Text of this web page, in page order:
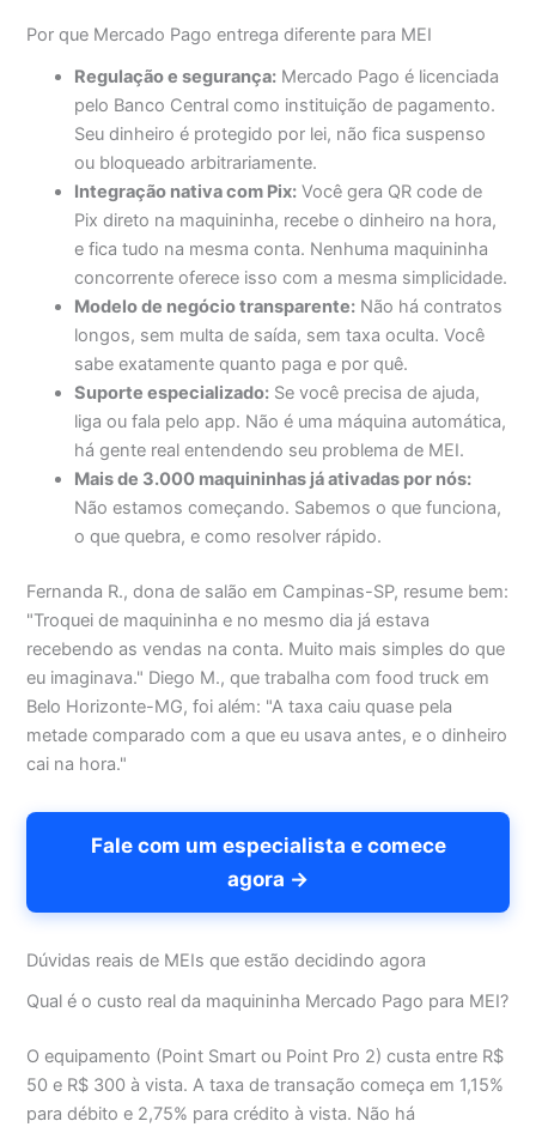
Por que Mercado Pago entrega diferente para MEI
Regulação e segurança: Mercado Pago é licenciada
pelo Banco Central como instituição de pagamento.
Seu dinheiro é protegido por lei, não fica suspenso
ou bloqueado arbitrariamente.
Integração nativa com Pix: Você gera QR code de
Pix direto na maquininha, recebe o dinheiro na hora,
e fica tudo na mesma conta. Nenhuma maquininha
concorrente oferece isso com a mesma simplicidade.
Modelo de negócio transparente: Não há contratos
longos, sem multa de saída, sem taxa oculta. Você
sabe exatamente quanto paga e por quê.
Suporte especializado: Se você precisa de ajuda,
liga ou fala pelo app. Não é uma máquina automática,
há gente real entendendo seu problema de MEI.
Mais de 3.000 maquininhas já ativadas por nós:
Não estamos começando. Sabemos o que funciona,
o que quebra, e como resolver rápido.
Fernanda R., dona de salão em Campinas-SP, resume bem:
"Troquei de maquininha e no mesmo dia já estava
recebendo as vendas na conta. Muito mais simples do que
eu imaginava." Diego M., que trabalha com food truck em
Belo Horizonte-MG, foi além: "A taxa caiu quase pela
metade comparado com a que eu usava antes, e o dinheiro
cai na hora."
Fale com um especialista e comece
agora →
Dúvidas reais de MEIs que estão decidindo agora
Qual é o custo real da maquininha Mercado Pago para MEI?
O equipamento (Point Smart ou Point Pro 2) custa entre R$
50 e R$ 300 à vista. A taxa de transação começa em 1,15%
para débito e 2,75% para crédito à vista. Não há